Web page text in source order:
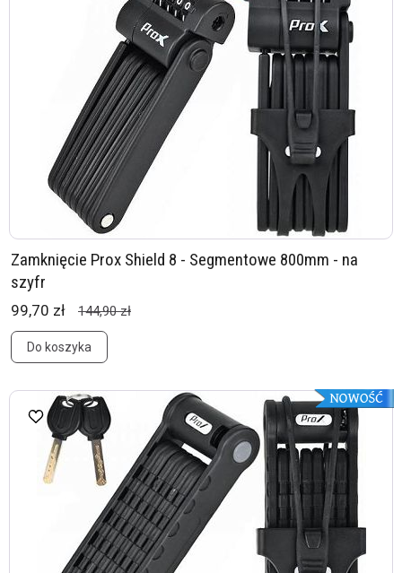
Zamknięcie Prox Shield 8 - Segmentowe 800mm - na
szyfr
99,70 zł 144,90 zł
Do koszyka